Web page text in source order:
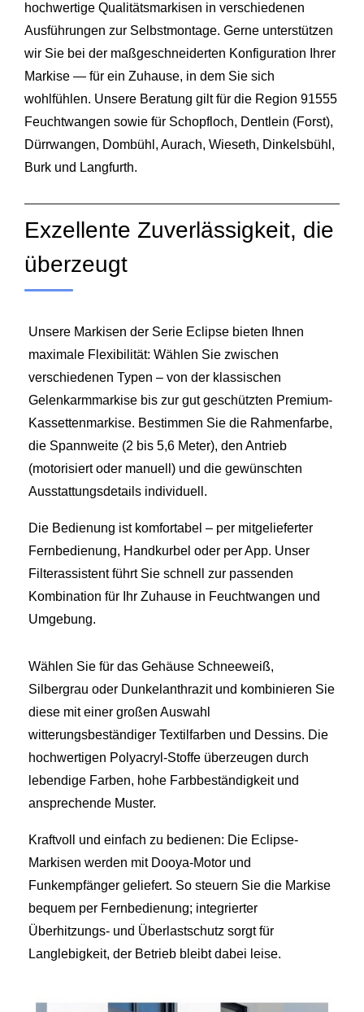
hochwertige Qualitätsmarkisen in verschiedenen
Ausführungen zur Selbstmontage. Gerne unterstützen
wir Sie bei der maßgeschneiderten Konfiguration Ihrer
Markise — für ein Zuhause, in dem Sie sich
wohlfühlen. Unsere Beratung gilt für die Region 91555
Feuchtwangen sowie für Schopfloch, Dentlein (Forst),
Dürrwangen, Dombühl, Aurach, Wieseth, Dinkelsbühl,
Burk und Langfurth.
Exzellente Zuverlässigkeit, die
überzeugt
Unsere Markisen der Serie Eclipse bieten Ihnen
maximale Flexibilität: Wählen Sie zwischen
verschiedenen Typen – von der klassischen
Gelenkarmmarkise bis zur gut geschützten Premium-
Kassettenmarkise. Bestimmen Sie die Rahmenfarbe,
die Spannweite (2 bis 5,6 Meter), den Antrieb
(motorisiert oder manuell) und die gewünschten
Ausstattungsdetails individuell.
Die Bedienung ist komfortabel – per mitgelieferter
Fernbedienung, Handkurbel oder per App. Unser
Filterassistent führt Sie schnell zur passenden
Kombination für Ihr Zuhause in Feuchtwangen und
Umgebung.
Wählen Sie für das Gehäuse Schneeweiß,
Silbergrau oder Dunkelanthrazit und kombinieren Sie
diese mit einer großen Auswahl
witterungsbeständiger Textilfarben und Dessins. Die
hochwertigen Polyacryl-Stoffe überzeugen durch
lebendige Farben, hohe Farbbeständigkeit und
ansprechende Muster.
Kraftvoll und einfach zu bedienen: Die Eclipse-
Markisen werden mit Dooya-Motor und
Funkempfänger geliefert. So steuern Sie die Markise
bequem per Fernbedienung; integrierter
Überhitzungs- und Überlastschutz sorgt für
Langlebigkeit, der Betrieb bleibt dabei leise.